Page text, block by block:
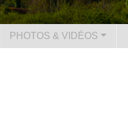
PHOTOS & VIDÉOS